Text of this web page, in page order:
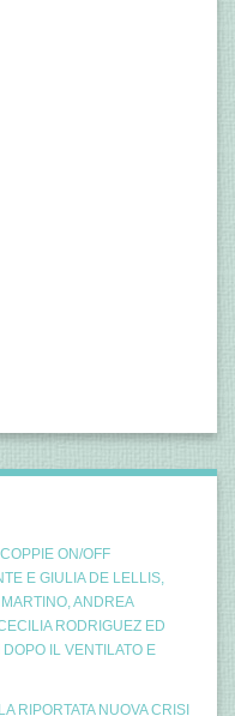
ON/OFF
E GIULIA DE LELLIS,
ANDREA
RODRIGUEZ ED
IL VENTILATO E
RIPORTATA NUOVA CRISI